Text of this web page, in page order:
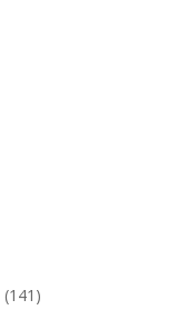
(141)